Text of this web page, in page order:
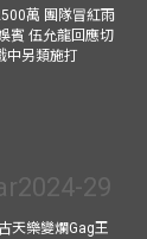
萬 團隊冒紅雨
賓 伍允龍回應切
中另類施打
天樂變爛Gag王